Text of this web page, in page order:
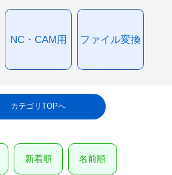
NC・CAM用 ファイル変換
カテゴリTOPへ
新着順 名前順